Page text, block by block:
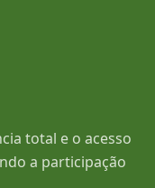
total e o acesso
a participação